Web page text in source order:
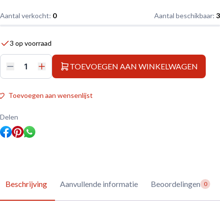
Aantal verkocht: 0 Aantal beschikbaar: 3
3 op voorraad
ICM
1/48
88A-
German
Ground
Personnel
and
TOEVOEGEN AAN WINKELWAGEN
Toevoegen aan wensenlijst
Delen
Beschrijving Aanvullende informatie Beoordelingen 0